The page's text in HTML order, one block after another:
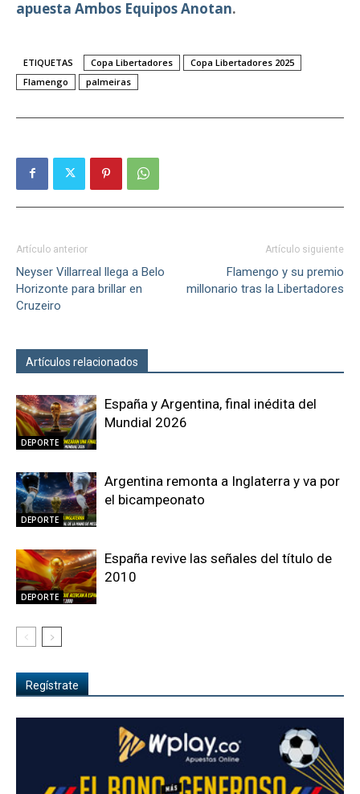
apuesta Ambos Equipos Anotan.
ETIQUETAS Copa Libertadores
Copa Libertadores 2025
Flamengo
palmeiras
Artículo anterior
Neyser Villarreal llega a Belo
Horizonte para brillar en
Cruzeiro
Artículo siguiente
Flamengo y su premio
millonario tras la Libertadores
Artículos relacionados
DEPORTE
España y Argentina, final inédita del
Mundial 2026
DEPORTE
Argentina remonta a Inglaterra y va por
el bicampeonato
DEPORTE
España revive las señales del título de
2010
Regístrate